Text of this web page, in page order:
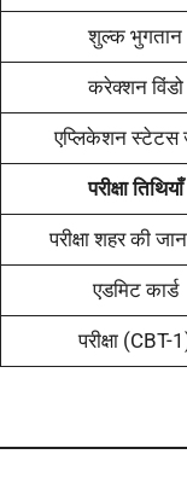
शुल्क भुगतान
करेक्शन विंडो
एप्लिकेशन स्टेटस
परीक्षा तिथियाँ
परीक्षा शहर की
एडमिट कार्ड
परीक्षा (CBT-